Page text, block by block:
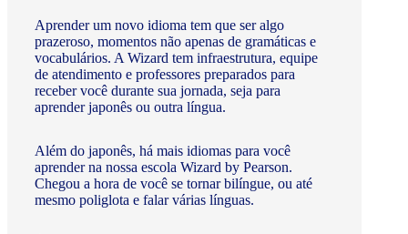
Aprender um novo idioma tem que ser algo
prazeroso, momentos não apenas de gramáticas e
vocabulários. A Wizard tem infraestrutura, equipe
de atendimento e professores preparados para
receber você durante sua jornada, seja para
aprender japonês ou outra língua.
Além do japonês, há mais idiomas para você
aprender na nossa escola Wizard by Pearson.
Chegou a hora de você se tornar bilíngue, ou até
mesmo poliglota e falar várias línguas.